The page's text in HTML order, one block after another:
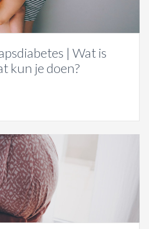
| Wat is
kun je doen?